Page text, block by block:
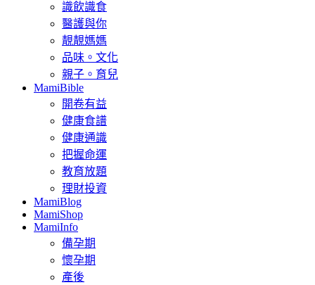
識飲識食
醫護與你
靚靚媽媽
品味。文化
親子。育兒
MamiBible
開卷有益
健康食譜
健康通識
把握命運
教育放題
理財投資
MamiBlog
MamiShop
MamiInfo
備孕期
懷孕期
產後